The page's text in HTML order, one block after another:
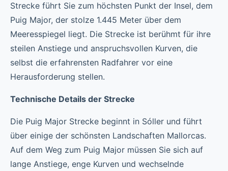
Strecke führt Sie zum höchsten Punkt der Insel, dem
Puig Major, der stolze 1.445 Meter über dem
Meeresspiegel liegt. Die Strecke ist berühmt für ihre
steilen Anstiege und anspruchsvollen Kurven, die
selbst die erfahrensten Radfahrer vor eine
Herausforderung stellen.
Technische Details der Strecke
Die Puig Major Strecke beginnt in Sóller und führt
über einige der schönsten Landschaften Mallorcas.
Auf dem Weg zum Puig Major müssen Sie sich auf
lange Anstiege, enge Kurven und wechselnde